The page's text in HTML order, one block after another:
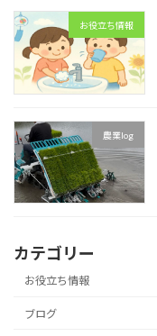
お役立ち情報
農業log
カテゴリー
お役立ち情報
ブログ